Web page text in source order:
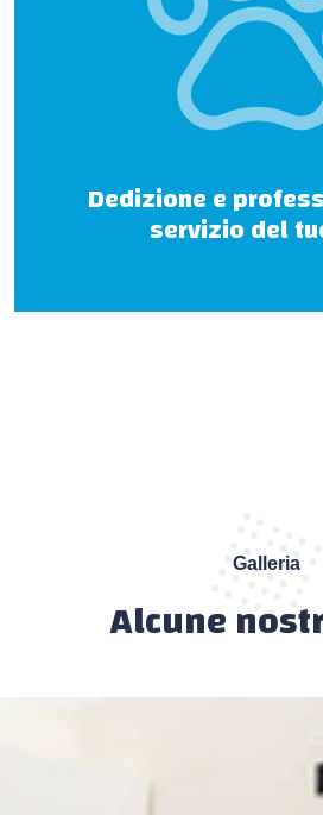
Dedizione e
servizio del
Galleria
Alcune